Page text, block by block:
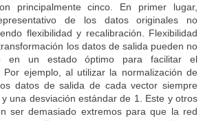
principalmente cinco. En primer lugar,
de los datos originales no
flexibilidad y recalibración. Flexibilidad
los datos de salida pueden no
en un estado óptimo para facilitar el
ejemplo, al utilizar la normalización de
datos de salida de cada vector siempre
una desviación estándar de 1. Este y otros
ser demasiado extremos para que la red